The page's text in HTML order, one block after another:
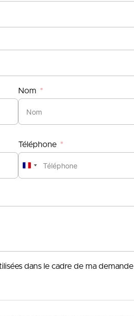
Nom
Téléphone
France
+33
dans le cadre de ma